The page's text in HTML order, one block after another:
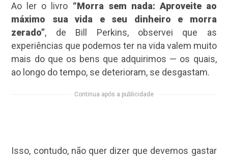
Ao ler o livro “Morra sem nada: Aproveite ao
máximo sua vida e seu dinheiro e morra
zerado”, de Bill Perkins, observei que as
experiências que podemos ter na vida valem muito
mais do que os bens que adquirimos — os quais,
ao longo do tempo, se deterioram, se desgastam.
Continua após a publicidade
Isso, contudo, não quer dizer que devemos gastar